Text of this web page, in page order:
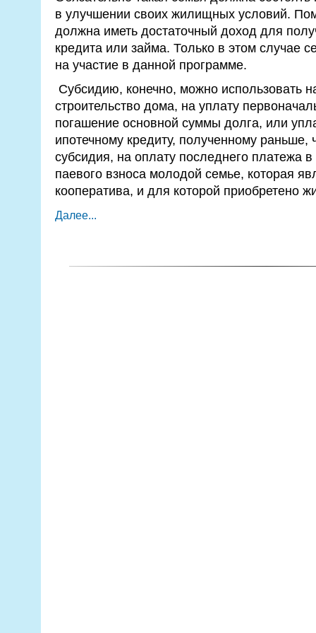
в улучшении своих жилищных условий.
должна иметь достаточный доход для
кредита или займа. Только в этом случае
на участие в данной программе.
Субсидию, конечно, можно использовать
строительство дома, на уплату
погашение основной суммы долга, или
ипотечному кредиту, полученному
субсидия, на оплату последнего платежа
паевого взноса молодой семье, которая
кооператива, и для которой приобретено
Далее...